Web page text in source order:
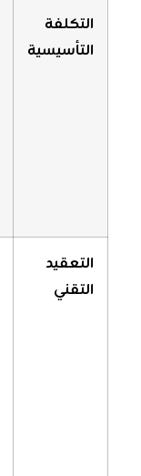
التكلفة
التأسيسية
التعقيد
التقني